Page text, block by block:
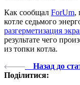
Как сообщал ForUm,
котле седьмого
разгерметизация
результате чего
из топки котла.
Назад до
Поділитися: